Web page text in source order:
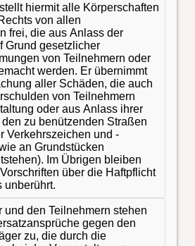
hiermit alle Körperschaften
von allen
frei, die aus Anlass der
Grund gesetzlicher
von Teilnehmern oder
werden. Er übernimmt
aller Schäden, die auch
von Teilnehmern
oder aus Anlass ihrer
zu benützenden Straßen
Verkehrszeichen und -
an Grundstücken
Im Übrigen bleiben
über die Haftpflicht
unberührt.
und den Teilnehmern stehen
gegen den
zu, die durch die